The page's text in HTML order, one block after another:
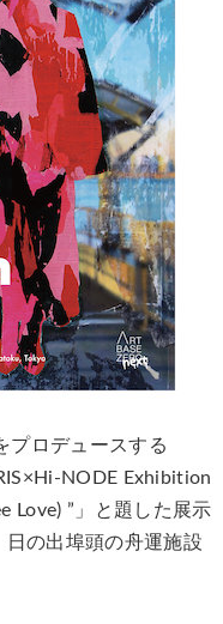
プロデュースする
NODE Exhibition
Love) ”」と題した展示
日の出埠頭の⾈運施設